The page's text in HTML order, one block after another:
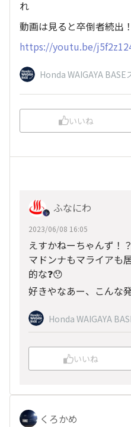
れ
動画は見ると卒倒者続出
https://youtu.be/
Honda WAIGAYA BASE
いいね
ふなにわ
2023/06/08 16:05
えすかねーちゃんず！？
マドンナもマライアも
的な❓️😯
好きやなあー、こんな
Honda WAIGAYA
いいね
くろかめ